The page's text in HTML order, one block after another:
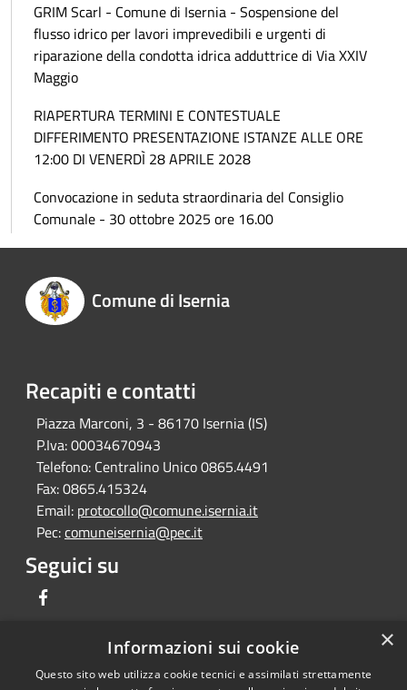
GRIM Scarl - Comune di Isernia - Sospensione del
flusso idrico per lavori imprevedibili e urgenti di
riparazione della condotta idrica adduttrice di Via XXIV
Maggio
RIAPERTURA TERMINI E CONTESTUALE
DIFFERIMENTO PRESENTAZIONE ISTANZE ALLE ORE
12:00 DI VENERDÌ 28 APRILE 2028
Convocazione in seduta straordinaria del Consiglio
Comunale - 30 ottobre 2025 ore 16.00
Comune di Isernia
Recapiti e contatti
Piazza Marconi, 3 - 86170 Isernia (IS)
P.Iva:00034670943
Telefono: Centralino Unico 0865.4491
Fax:0865.415324
Email: protocollo@comune.isernia.it
Pec:comuneisernia@pec.it
Seguici su
RSS Copyright © 2026 • Comune di
×
Informazioni sui cookie
Questo sito web utilizza cookie tecnici e assimilati strettamente